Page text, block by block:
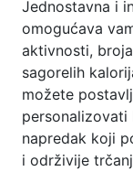
Jednostavna i
omogućava
aktivnosti,
sagorelih
možete
napredak koji
i održivije